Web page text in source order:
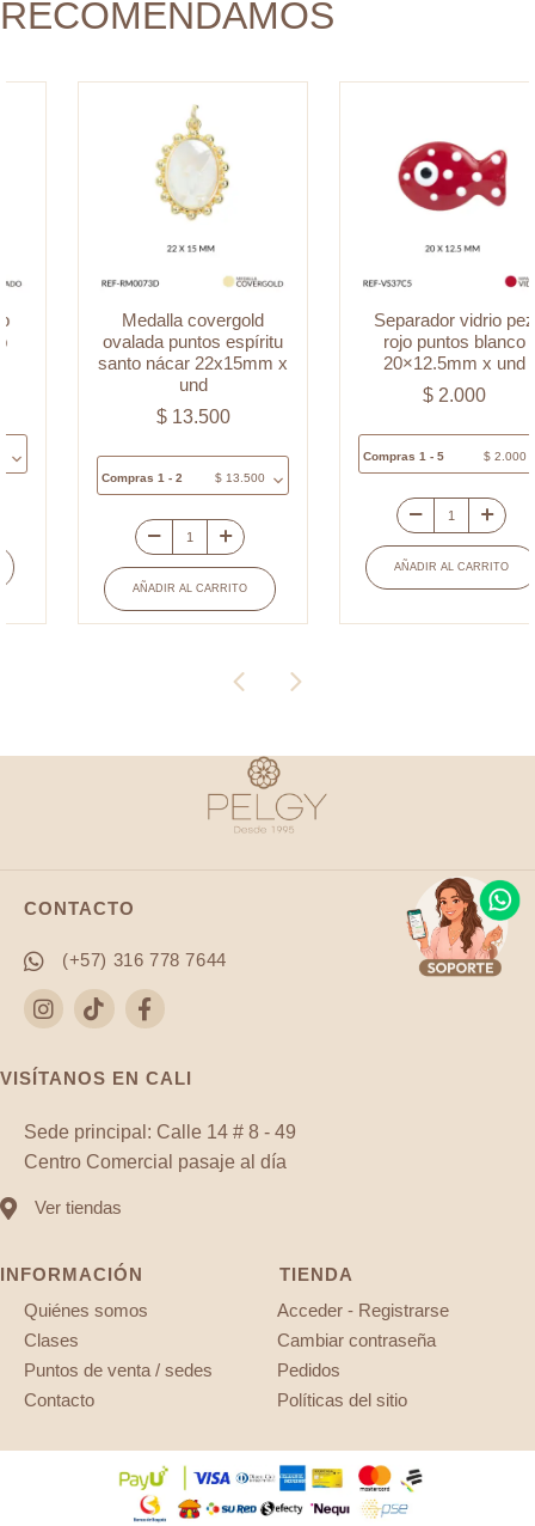
und
RECOMENDAMOS
Medalla covergold
ovalada puntos espíritu
santo nácar 22x15mm x
13.500
Compras 1 - 2 $13.500
Medalla
covergold
ovalada
22x15mm
AÑADIR AL CARRITO
Separador vidrio pez
rojo puntos blanco
20×12.5mm x und
2.000
Compras 1 - 5 $2.000
Separador
vidrio
pez
rojo
AÑADIR AL CARRITO
CONTACTO
(+57) 316 778 7644
VISÍTANOS EN CALI
Sede principal: Calle 14 # 8 - 49
Centro Comercial pasaje al día
Ver tiendas
INFORMACIÓN
Quiénes somos
Clases
Puntos de venta / sedes
Contacto
TIENDA
Acceder - Registrarse
Cambiar contraseña
Pedidos
Políticas del sitio